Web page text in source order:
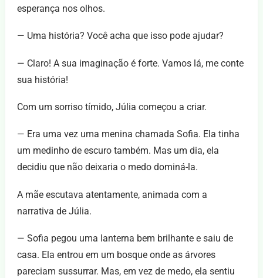
esperança nos olhos.
— Uma história? Você acha que isso pode ajudar?
— Claro! A sua imaginação é forte. Vamos lá, me conte
sua história!
Com um sorriso tímido, Júlia começou a criar.
— Era uma vez uma menina chamada Sofia. Ela tinha
um medinho de escuro também. Mas um dia, ela
decidiu que não deixaria o medo dominá-la.
A mãe escutava atentamente, animada com a
narrativa de Júlia.
— Sofia pegou uma lanterna bem brilhante e saiu de
casa. Ela entrou em um bosque onde as árvores
pareciam sussurrar. Mas, em vez de medo, ela sentiu